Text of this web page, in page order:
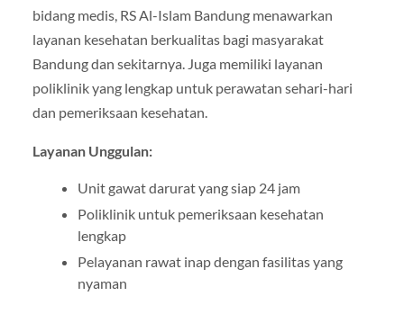
bidang medis, RS Al-Islam Bandung menawarkan
layanan kesehatan berkualitas bagi masyarakat
Bandung dan sekitarnya. Juga memiliki layanan
poliklinik yang lengkap untuk perawatan sehari-hari
dan pemeriksaan kesehatan.
Layanan Unggulan:
Unit gawat darurat yang siap 24 jam
Poliklinik untuk pemeriksaan kesehatan
lengkap
Pelayanan rawat inap dengan fasilitas yang
nyaman